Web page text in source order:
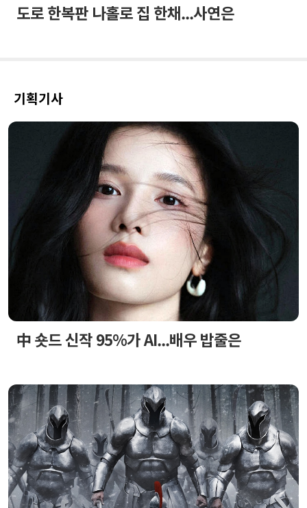
도로 한복판 나홀로 집 한채...사연은
기획기사
中 숏드 신작 95%가 AI...배우 밥줄은